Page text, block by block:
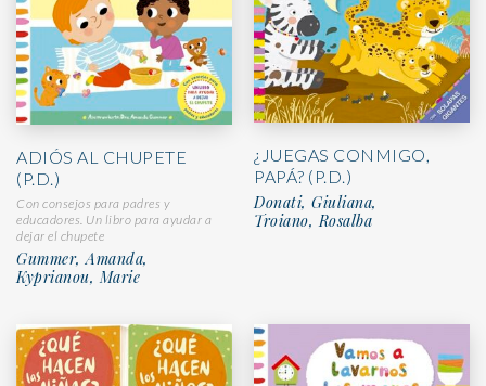
ADIÓS AL CHUPETE
(P.D.)
Con consejos para padres y
educadores. Un libro para ayudar a
dejar el chupete
Gummer, Amanda,
Kyprianou, Marie
¿JUEGAS CONMIGO,
PAPÁ? (P.D.)
Donati, Giuliana,
Troiano, Rosalba